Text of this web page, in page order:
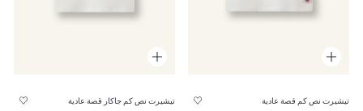
تيشيرت نص كم قصة عادية تيشيرت نص كم جاكار قصة عادية